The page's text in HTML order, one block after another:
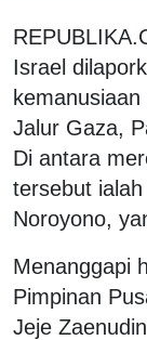
Israel
Jalur Gaza,
Di antara
tersebut
Noroyono,
Menanggapi
Pimpinan
Jeje